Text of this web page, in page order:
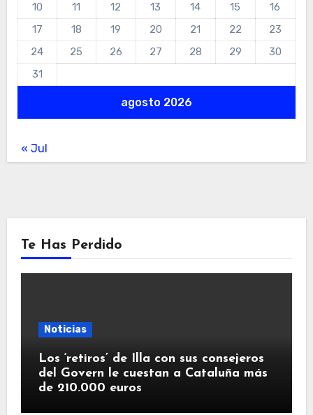
agosto 2026
10
11 12 13 14 15
16
17
18 19 20 21 22
23
24
25 26 27 28 29
30
31
« Jul
Te Has Perdido
Noticias
Los ‘retiros’ de Illa con sus consejeros
del Govern le cuestan a Cataluña más
de 210.000 euros